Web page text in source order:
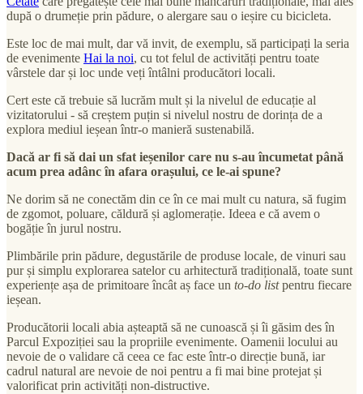
după o drumeție prin pădure, o alergare sau o ieșire cu bicicleta.
Este loc de mai mult, dar vă invit, de exemplu, să participați la seria
de evenimente Hai la noi, cu tot felul de activități pentru toate
vârstele dar și loc unde veți întâlni producători locali.
Cert este că trebuie să lucrăm mult și la nivelul de educație al
vizitatorului - să creștem puțin si nivelul nostru de dorința de a
explora mediul ieșean într-o manieră sustenabilă.
Dacă ar fi să dai un sfat ieșenilor care nu s-au încumetat până
acum prea adânc în afara orașului, ce le-ai spune?
Ne dorim să ne conectăm din ce în ce mai mult cu natura, să fugim
de zgomot, poluare, căldură și aglomerație. Ideea e că avem o
bogăție în jurul nostru.
Plimbările prin pădure, degustările de produse locale, de vinuri sau
pur și simplu explorarea satelor cu arhitectură tradițională, toate sunt
experiențe așa de primitoare încât aș face un to-do listpentru fiecare
ieșean.
Producătorii locali abia așteaptă să ne cunoască și îi găsim des în
Parcul Expoziției sau la propriile evenimente. Oamenii locului au
nevoie de o validare că ceea ce fac este într-o direcție bună, iar
cadrul natural are nevoie de noi pentru a fi mai bine protejat și
valorificat prin activități non-distructive.